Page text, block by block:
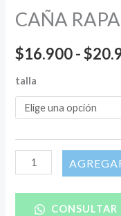
CAÑA
$16.900- $
talla